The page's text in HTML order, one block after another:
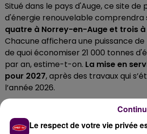
Situé dans le pays d'Auge, ce site de
d'énergie renouvelable comprendra
quatre à Norrey-en-Auge et trois
Chacune affichera une puissance
de quoi économiser 21 000 tonnes
par an, estime-t-on. La mise en
pour 2027, après des travaux qui
l’année 2026.
LES RIVERAINS
Le respect de votre vie privée